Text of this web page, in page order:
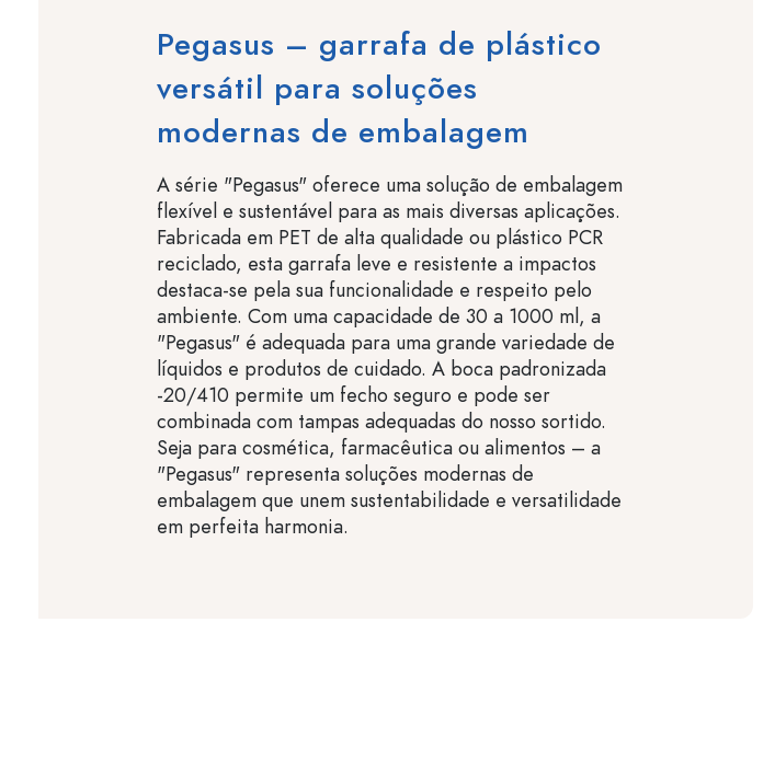
Pegasus – garrafa de plástico
versátil para soluções
modernas de embalagem
A série "Pegasus" oferece uma solução de embalagem
flexível e sustentável para as mais diversas aplicações.
Fabricada em PET de alta qualidade ou plástico PCR
reciclado, esta garrafa leve e resistente a impactos
destaca-se pela sua funcionalidade e respeito pelo
ambiente. Com uma capacidade de 30 a 1000 ml, a
"Pegasus" é adequada para uma grande variedade de
líquidos e produtos de cuidado. A boca padronizada
-20/410 permite um fecho seguro e pode ser
combinada com tampas adequadas do nosso sortido.
Seja para cosmética, farmacêutica ou alimentos – a
"Pegasus" representa soluções modernas de
embalagem que unem sustentabilidade e versatilidade
em perfeita harmonia.